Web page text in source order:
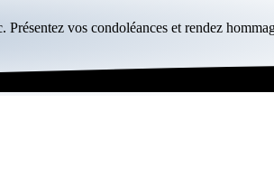
vos condoléances et rendez